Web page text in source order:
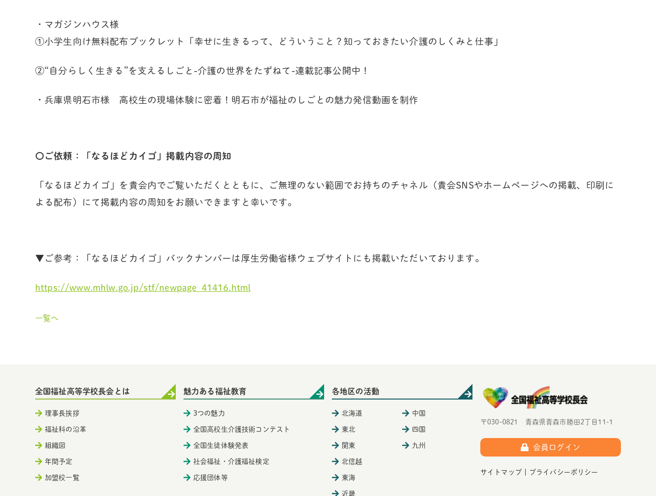
・マガジンハウス様
①小学生向け無料配布ブックレット「幸せに生きるって、どういうこと？知っておきたい介護のしくみと仕事」
②“自分らしく生きる”を支えるしごと-介護の世界をたずねて-連載記事公開中！
・兵庫県明石市様 高校生の現場体験に密着！明石市が福祉のしごとの魅力発信動画を制作
〇ご依頼：「なるほどカイゴ」掲載内容の周知
「なるほどカイゴ」を貴会内でご覧いただくとともに、ご無理のない範囲でお持ちのチャネル（貴会SNSやホームページへの掲載、印刷に
よる配布）にて掲載内容の周知をお願いできますと幸いです。
▼ご参考：「なるほどカイゴ」バックナンバーは厚生労働省様ウェブサイトにも掲載いただいております。
https://www.mhlw.go.jp/stf/newpage_41416.html
一覧へ
全国福祉高等学校長会とは
理事長挨拶
福祉科の沿革
組織図
年間予定
加盟校一覧
魅力ある福祉教育
3つの魅力
全国高校生介護技術コンテスト
全国生徒体験発表
社会福祉・介護福祉検定
応援団体等
各地区の活動
北海道
東北
関東
北信越
東海
近畿
中国
四国
九州
〒030-0821 青森県青森市勝田2丁目11-1
会員ログイン
サイトマップ プライバシーポリシー